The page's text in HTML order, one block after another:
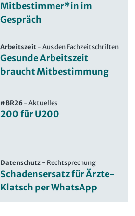
Mitbestimmer*in im
Gespräch
Arbeitszeit-Aus den Fachzeitschriften
Gesunde Arbeitszeit
braucht Mitbestimmung
#BR26-Aktuelles
200 für U200
Datenschutz- Rechtsprechung
Schadensersatz für Ärzte-
Klatsch per WhatsApp